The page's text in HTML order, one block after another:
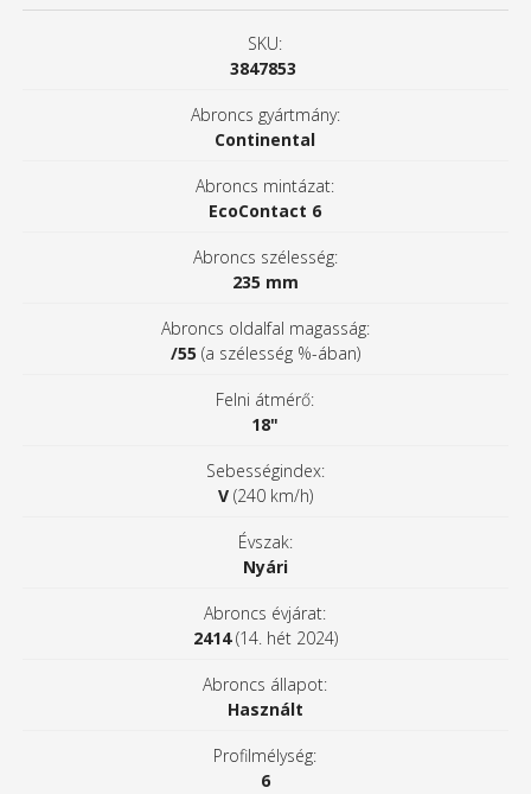
SKU:
3847853
Abroncs gyártmány:
Continental
Abroncs mintázat:
EcoContact 6
Abroncs szélesség:
235 mm
Abroncs oldalfal magasság:
/55 (a szélesség %-ában)
Felni átmérő:
18"
Sebességindex:
V (240 km/h)
Évszak:
Nyári
Abroncs évjárat:
2414(14. hét 2024)
Abroncs állapot:
Használt
Profilmélység:
6